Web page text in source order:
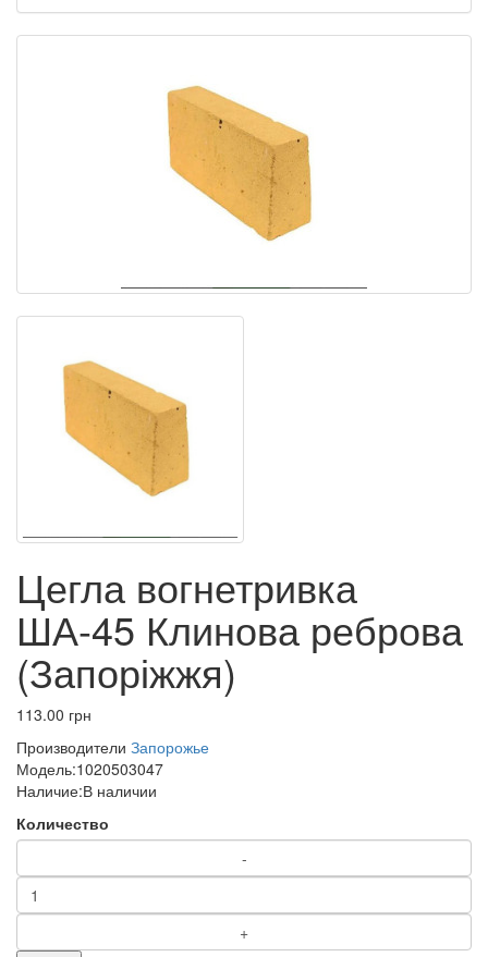
Цегла вогнетривка
ША-45 Клинова реброва
(Запоріжжя)
113.00 грн
Производители Запорожье
Модель:1020503047
Наличие:В наличии
Количество